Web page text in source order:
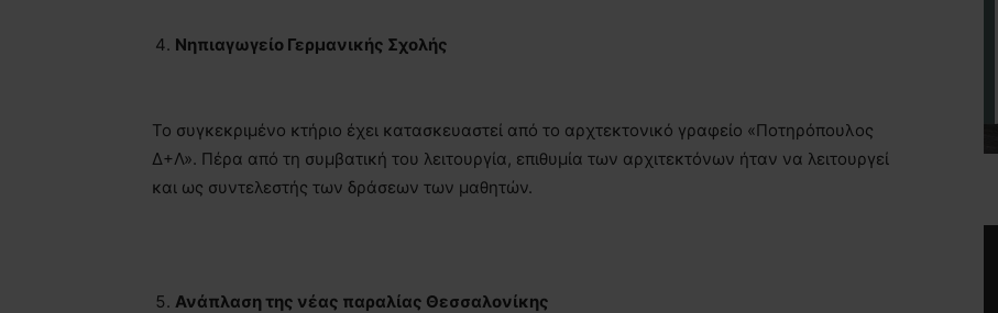
Νηπιαγωγείο Γερμανικής Σχολής
Το συγκεκριμένο κτήριο έχει κατασκευαστεί από το αρχτεκτονικό γραφείο «Ποτηρόπουλος
Δ+Λ». Πέρα από τη συμβατική του λειτουργία, επιθυμία των αρχιτεκτόνων ήταν να λειτουργεί
και ως συντελεστής των δράσεων των μαθητών.
Ανάπλαση της νέας παραλίας Θεσσαλονίκης